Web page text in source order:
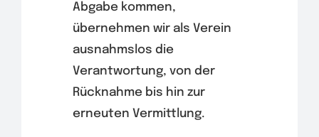
Abgabe kommen,
übernehmen wir als Verein
ausnahmslos die
Verantwortung, von der
Rücknahme bis hin zur
erneuten Vermittlung.